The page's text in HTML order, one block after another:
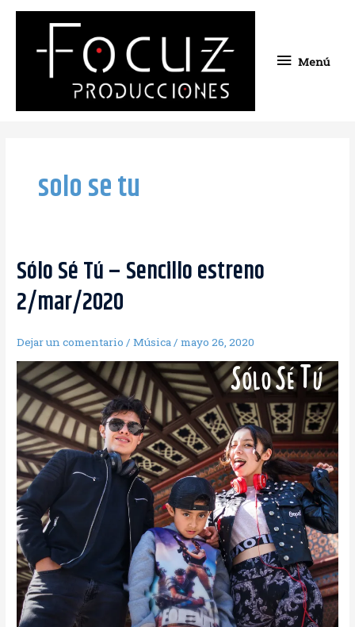
Menú
solo se tu
Sólo Sé Tú – Sencillo estreno
2/mar/2020
Dejar un comentario /Música/mayo 26, 2020
Sólo
Sé
Tú
Sencillo
2/mar/2020